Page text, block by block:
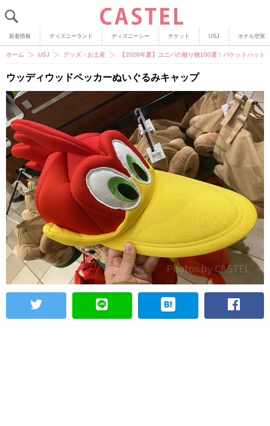
新着情報 ディズニーランド ディズニーシー チケット USJ ホテル空室
ホーム USJ グッズ・お土産 【2026年夏】ユニバの被り物100選！バケットハット
ウッディウッドペッカーぬいぐるみキャップ